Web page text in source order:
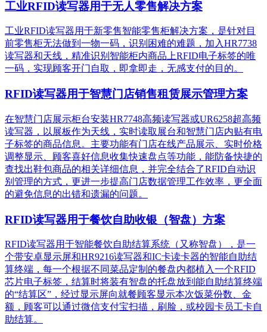
工业RFID读写器用于无人零售解决方案
工业RFID读写器用于新零售智能零售柜解决方案，是针对目
前零售柜无法做到一物一码，识别困难的难题，加入HR7738
读写器和天线，精准识别​智能柜内商品上RFID电子标签的唯
一码，实现顾客开门自取，即拿即走，无感支付的目的。
RFID读写器用于智慧门店销售租赁展示管理方案
在智慧门店展示柜台安装HR7748高频读写器或UR6258超高频
读写器，以展板作为天线，实时读取展台和智慧门店内贴有电
子标签的商品信息。主要功能有门店在线产品展示、实时价格
调整显示、顾客喜好信息收集快速盘点等功能，能防备快捷的
查找出鞋包商品的相关详细信息，并完全结合了RFID自动识
别管理的方式，更进一步提高门店数据管理工作效率，更全面
的避免信息的出错和遗漏的问题。
RFID读写器用于餐饮自助收银（智盘）方案
RFID读写器用于智能餐饮自助结算系统（又称智盘），是一
个带安卓显示屏和HR9216读写器和IC卡读卡器的智能自助结
算终端，每一个根据不同菜品定制的餐盘内都植入一个RFID
芯片电子标签，结算时将装有智盘的托盘放到能自助结算终端
的“结算区”，经过显示屏向就餐顾客显示本次饭菜份数、金
额，顾客可以通过微信支付宝扫描，刷脸，或校园卡员工卡自
助结算。